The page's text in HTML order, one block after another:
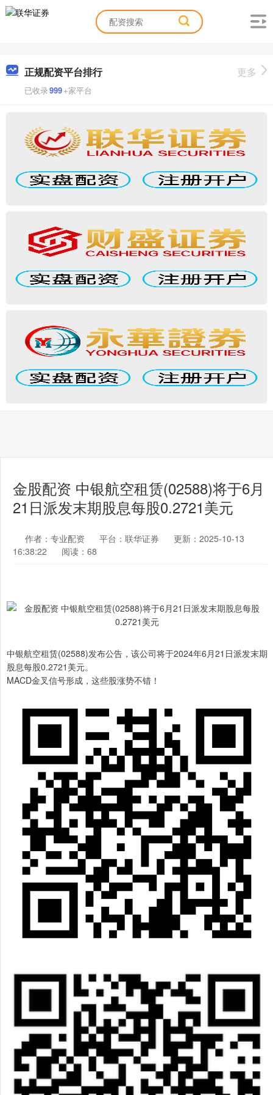
正规配资平台排行
已收录999+家平台
更多
金股配资 中银航空租赁(02588)将于6月
21日派发末期股息每股0.2721美元
作者：专业配资 平台：联华证券
更新：2025-10-13
16:38:22
阅读：68
中银航空租赁(02588)发布公告，该公司将于2024年6月21日派发末期
股息每股0.2721美元。
MACD金叉信号形成，这些股涨势不错！